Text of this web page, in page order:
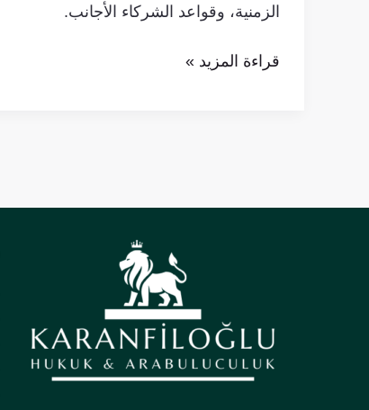
الزمنية، وقواعد الشركاء الأجانب.
قراءة المزيد »